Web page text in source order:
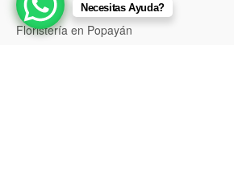
Floristería en Popayán
Necesitas Ayuda?